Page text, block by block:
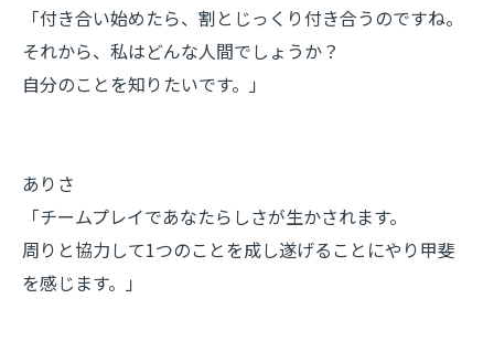
「付き合い始めたら、割とじっくり付き合うのですね。
それから、私はどんな人間でしょうか？
自分のことを知りたいです。」
ありさ
「チームプレイであなたらしさが生かされます。
周りと協力して1つのことを成し遂げることにやり甲斐
を感じます。」